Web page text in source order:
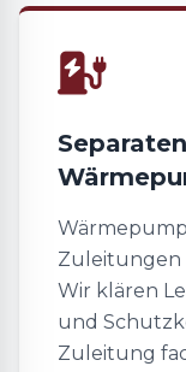
Zuleitungen
Wir klären
und
Zuleitung